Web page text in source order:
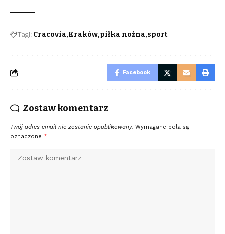
Tagi: Cracovia Kraków piłka nożna sport
Facebook
Zostaw komentarz
Twój adres email nie zostanie opublikowany. Wymagane pola są
oznaczone *